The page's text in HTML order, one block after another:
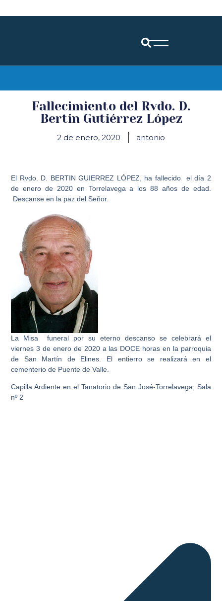
Fallecimiento del Rvdo. D.
Bertin Gutiérrez López
2 de enero, 2020 antonio
El Rvdo. D. BERTIN GUIERREZ LÓPEZ, ha fallecido el día 2
de enero de 2020 en Torrelavega a los 88 años de edad.
Descanse en la paz del Señor.
La Misa funeral por su eterno descanso se celebrará el
viernes 3 de enero de 2020 a las DOCE horas en la parroquia
de San Martín de Elines. El entierro se realizará en el
cementerio de Puente de Valle.
Capilla Ardiente en el Tanatorio de San José-Torrelavega, Sala
nº 2